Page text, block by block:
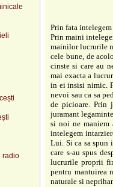
Prin fata intelegem
Prin maini
mainilorlucrurile
cele bune, de
cinste si care au
mai exacta a
in ei insisi nimic.
nevoi sau ca sa
de picioare. Prin
juramant
si noi ne maniem
intelegem
Lui. Si ca sa spun
care s-au spus
lucrurile proprii
pentru mantuirea
naturale si
radio